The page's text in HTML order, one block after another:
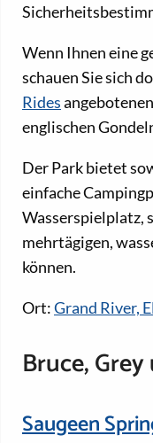
Wenn Ihnen eine
schauen Sie sich
Rides
englischen
Der Park bietet
einfache
Wasserspielplatz,
mehrtägigen,
können.
Ort:Grand River,
Bruce,
Saugeen